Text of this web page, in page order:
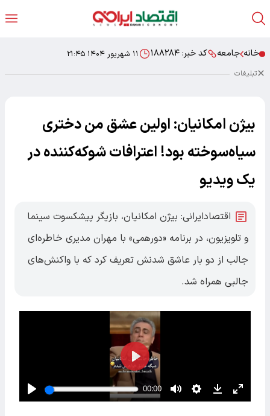
خانه جامعه کد خبر: ۱۸۸۲۸۴ ۱۱ شهریور ۱۴۰۴ ۲۱:۴۵
تبلیغات
بیژن امکانیان: اولین عشق من دختری
سیاه‌سوخته بود! اعترافات شوکه‌کننده در
یک ویدیو
اقتصادایرانی: بیژن امکانیان، بازیگر پیشکسوت سینما
و تلویزیون، در برنامه «دورهمی» با مهران مدیری خاطره‌ای
جالب از دو بار عاشق شدنش تعریف کرد که با واکنش‌های
جالبی همراه شد.